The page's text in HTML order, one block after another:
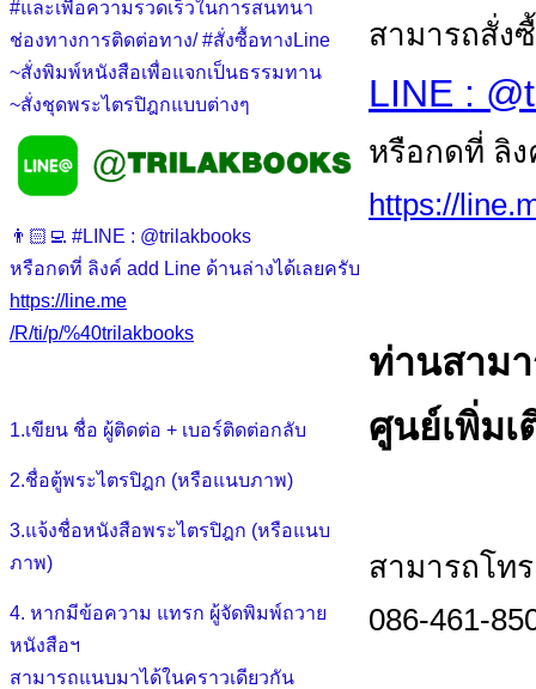
#และเพื่อความรวดเร็วในการสนทนา
ช่องทางการติดต่อทาง/ #สั่งซื้อทางLine
~สั่งพิมพ์หนังสือเพื่อแจกเป็นธรรมทาน
~สั่งชุดพระไตรปิฎกแบบต่างๆ
👨🏻‍💻 #LINE : @trilakbooks
หรือกดที่ ลิงค์ add Line ด้านล่างได้เลยครับ
https://line.me
/R/ti/p/%40trilakbooks
1.เขียน ชื่อ ผู้ติดต่อ + เบอร์ติดต่อกลับ
2.ชื่อตู้พระไตรปิฎก (หรือแนบภาพ)
3.แจ้งชื่อหนังสือพระไตรปิฎก (หรือแนบ
ภาพ)
4. หากมีข้อความ แทรก ผู้จัดพิมพ์ถวาย
หนังสือฯ
สามารถแนบมาได้ในคราวเดียวกัน
สามารถสั่ง
LINE :
หรือกดที่ ลิง
https://
ท่านสาม
ศูนย์เพิ่มเ
สามารถโท
086-461-